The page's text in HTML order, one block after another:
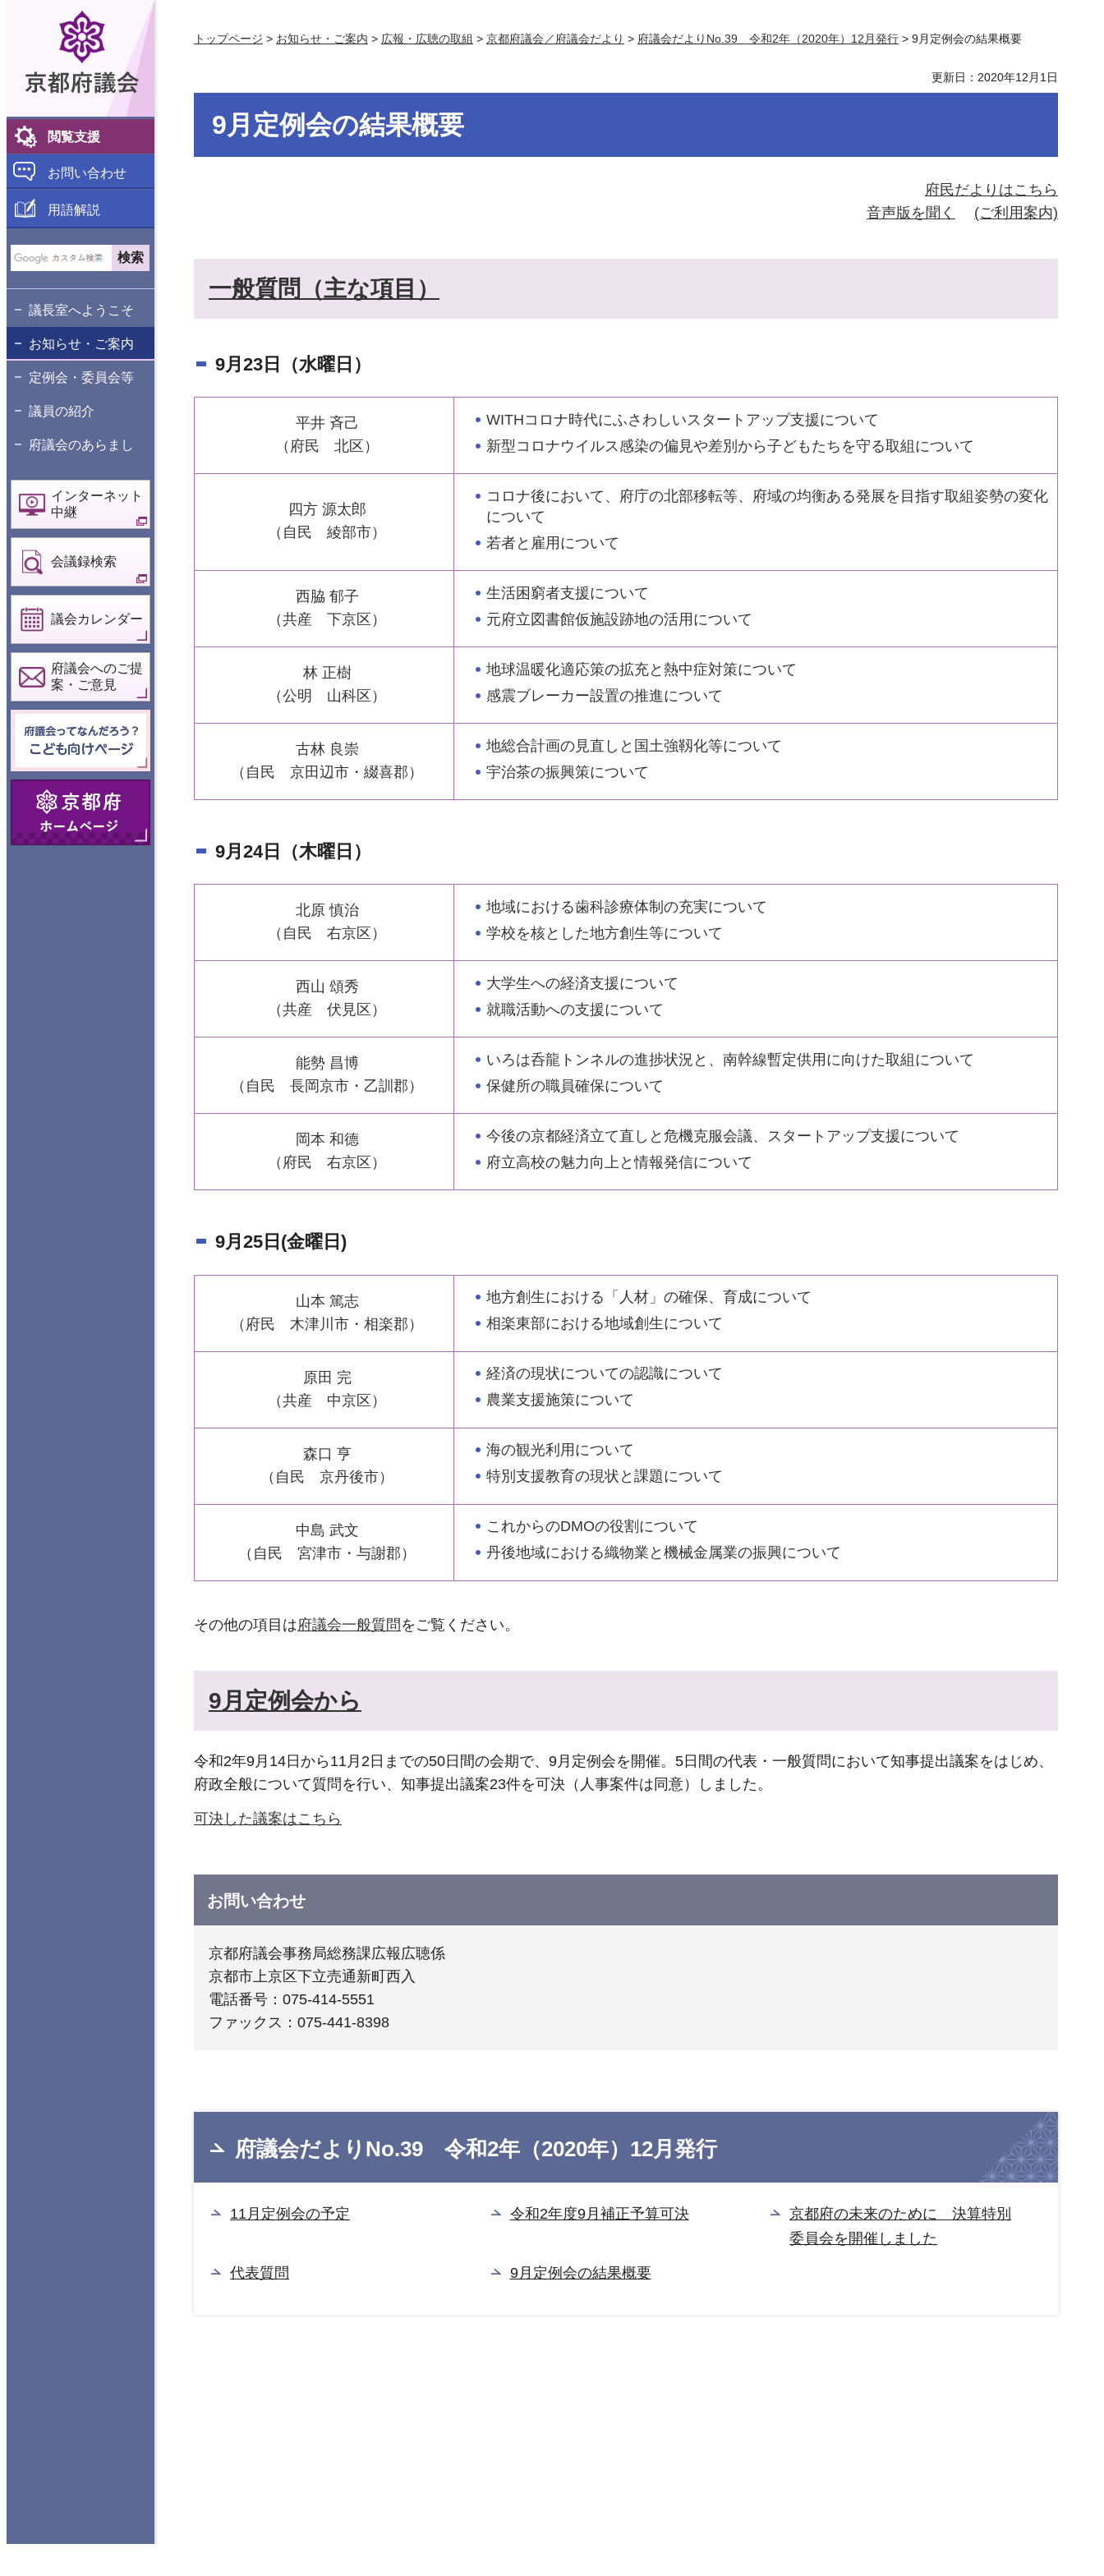
京都府議会
閲覧支援
お問い合わせ
用語解説
議長室へようこそ
お知らせ・ご案内
定例会・委員会等
議員の紹介
府議会のあらまし
インターネット
中継
会議録検索
議会カレンダー
府議会へのご提
案・ご意見
府議会ってなん
だろう？こども
向けページ
京都府ホームペ
ージ
トップページ > お知らせ・ご案内 > 広報・広聴の取組 > 京都府議会／府議会だより > 府議会だよりNo.39 令和2年（2020年）12月発行 > 9月定例会の結果概要
更新日：2020年12月1日
9月定例会の結果概要
府民だよりはこちら
音声版を聞く
(ご利用案内)
一般質問（主な項目）
9月23日（水曜日）
平井 斉己
（府民 北区）
WITHコロナ時代にふさわしいスタートアップ支援について
新型コロナウイルス感染の偏見や差別から子どもたちを守る取組について
四方 源太郎
（自民 綾部市）
コロナ後において、府庁の北部移転等、府域の均衡ある発展を目指す取組姿勢の変化
について
若者と雇用について
西脇 郁子
（共産 下京区）
生活困窮者支援について
元府立図書館仮施設跡地の活用について
林 正樹
（公明 山科区）
地球温暖化適応策の拡充と熱中症対策について
感震ブレーカー設置の推進について
古林 良崇
（自民 京田辺市・綴喜郡）
地総合計画の見直しと国土強靱化等について
宇治茶の振興策について
9月24日（木曜日）
北原 慎治
（自民 右京区）
地域における歯科診療体制の充実について
学校を核とした地方創生等について
西山 頌秀
（共産 伏見区）
大学生への経済支援について
就職活動への支援について
能勢 昌博
（自民 長岡京市・乙訓郡）
いろは呑龍トンネルの進捗状況と、南幹線暫定供用に向けた取組について
保健所の職員確保について
岡本 和德
（府民 右京区）
今後の京都経済立て直しと危機克服会議、スタートアップ支援について
府立高校の魅力向上と情報発信について
9月25日(金曜日)
山本 篤志
（府民 木津川市・相楽郡）
地方創生における「人材」の確保、育成について
相楽東部における地域創生について
原田 完
（共産 中京区）
経済の現状についての認識について
農業支援施策について
森口 亨
（自民 京丹後市）
海の観光利用について
特別支援教育の現状と課題について
中島 武文
（自民 宮津市・与謝郡）
これからのDMOの役割について
丹後地域における織物業と機械金属業の振興について
その他の項目は府議会一般質問 をご覧ください。
9月定例会から
令和2年9月14日から11月2日までの50日間の会期で、9月定例会を開催。5日間の代表・一般質問において知事提出議案をはじめ、
府政全般について質問を行い、知事提出議案23件を可決（人事案件は同意）しました。
可決した議案はこちら
お問い合わせ
京都府議会事務局総務課広報広聴係
京都市上京区下立売通新町西入
電話番号：075-414-5551
ファックス：075-441-8398
府議会だよりNo.39 令和2年（2020年）12月発行
11月定例会の予定 令和2年度9月補正予算可決
京都府の未来のために 決算特別
委員会を開催しました
代表質問 9月定例会の結果概要